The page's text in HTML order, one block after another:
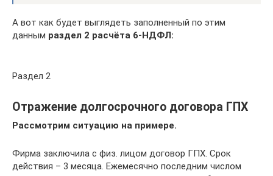
А вот как будет выглядеть заполненный по этим
данным раздел 2 расчёта 6-НДФЛ:
Раздел 2
Отражение долгосрочного договора ГПХ
Рассмотрим ситуацию на примере.
Фирма заключила с физ. лицом договор ГПХ. Срок
действия – 3 месяца. Ежемесячно последним числом